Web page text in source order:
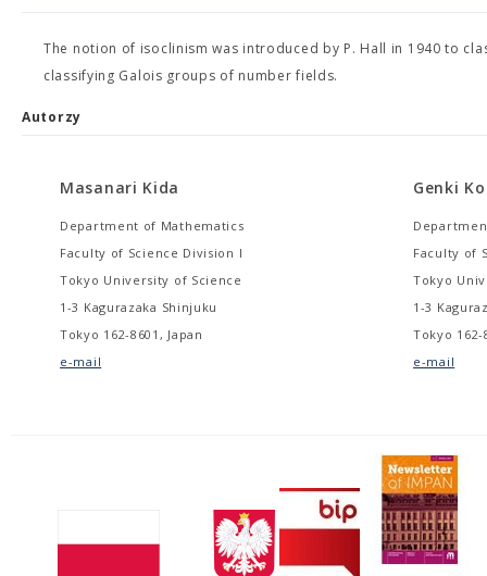
The notion of isoclinism was introduced by P. Hall in 1940 to
classifying Galois groups of number fields.
Autorzy
Masanari Kida
Department of Mathematics
Faculty of Science Division I
Tokyo University of Science
1-3 Kagurazaka Shinjuku
Tokyo 162-8601, Japan
e-mail
Genki
Faculty of
Tokyo
1-3
Tokyo 162-
e-mail